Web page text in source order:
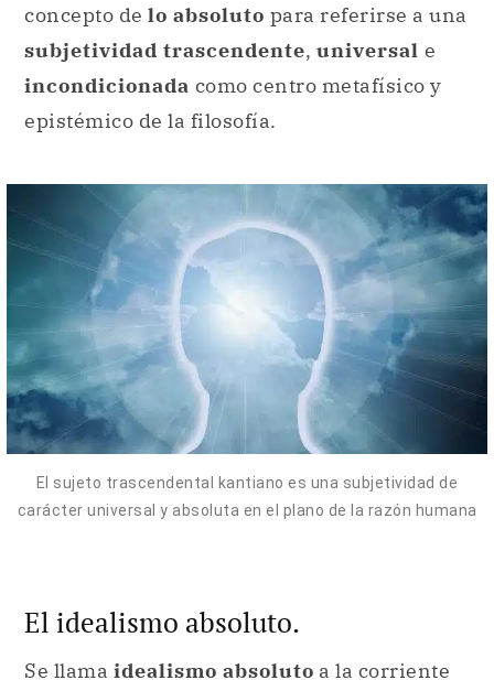
concepto de lo absoluto para referirse a una
subjetividad trascendente, universal e
incondicionada como centro metafísico y
epistémico de la filosofía.
El sujeto trascendental kantiano es una subjetividad de
carácter universal y absoluta en el plano de la razón humana
El idealismo absoluto.
Se llama idealismo absoluto a la corriente